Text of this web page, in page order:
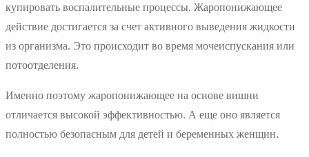
купировать воспалительные процессы. Жаропонижающее
действие достигается за счет активного выведения жидкости
из организма. Это происходит во время мочеиспускания или
потоотделения.
Именно поэтому жаропонижающее на основе вишни
отличается высокой эффективностью. А еще оно является
полностью безопасным для детей и беременных женщин.